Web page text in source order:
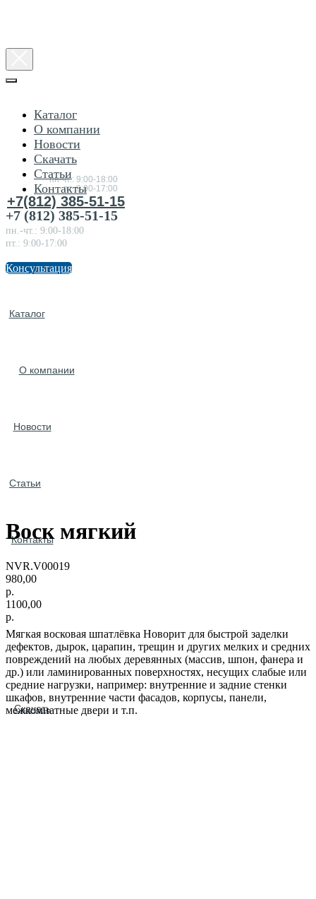
Консультация
товарам
пн-чт.: 9:00-18:00
пт.:9:00-17:00
+7(812) 385-51-15
Каталог
О компании
Новости
Статьи
Контакты
Скачать
Каталог
О компании
Новости
Скачать
Статьи
Контакты
+7 (812) 385-51-15
пн.-чт.: 9:00-18:00
пт.: 9:00-17:00
Консультация
Воск мягкий
NVR.V00019
980,00
р.
1100,00
р.
Мягкая восковая шпатлёвка Новорит для быстрой заделки
дефектов, дырок, царапин, трещин и других мелких и средних
повреждений на любых деревянных (массив, шпон, фанера и
др.) или ламинированных поверхностях, несущих слабые или
средние нагрузки, например: внутренние и задние стенки
шкафов, внутренние части фасадов, корпусы, панели,
межкомнатные двери и т.п.